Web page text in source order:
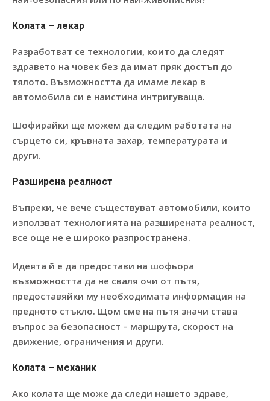
Колата – лекар
Разработват се технологии, които да следят
здравето на човек без да имат пряк достъп до
тялото. Възможността да имаме лекар в
автомобила си е наистина интригуваща.
Шофирайки ще можем да следим работата на
сърцето си, кръвната захар, температурата и
други.
Разширена реалност
Въпреки, че вече съществуват автомобили, които
използват технологията на разширената реалност,
все още не е широко разпространена.
Идеята й е да предостави на шофьора
възможността да не сваля очи от пътя,
предоставяйки му необходимата информация на
предното стъкло. Щом сме на пътя значи става
въпрос за безопасност – маршрута, скорост на
движение, ограничения и други.
Колата – механик
Ако колата ще може да следи нашето здраве,